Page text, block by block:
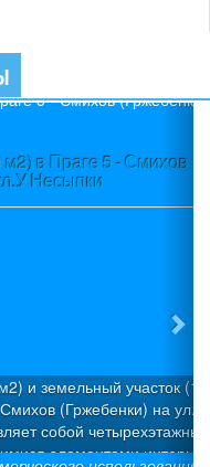
в Праге 5 - Смихов
Несыпки
и земельный участок (1
(Гржебенки) на ул.У
собой четырехэтажный
элементами